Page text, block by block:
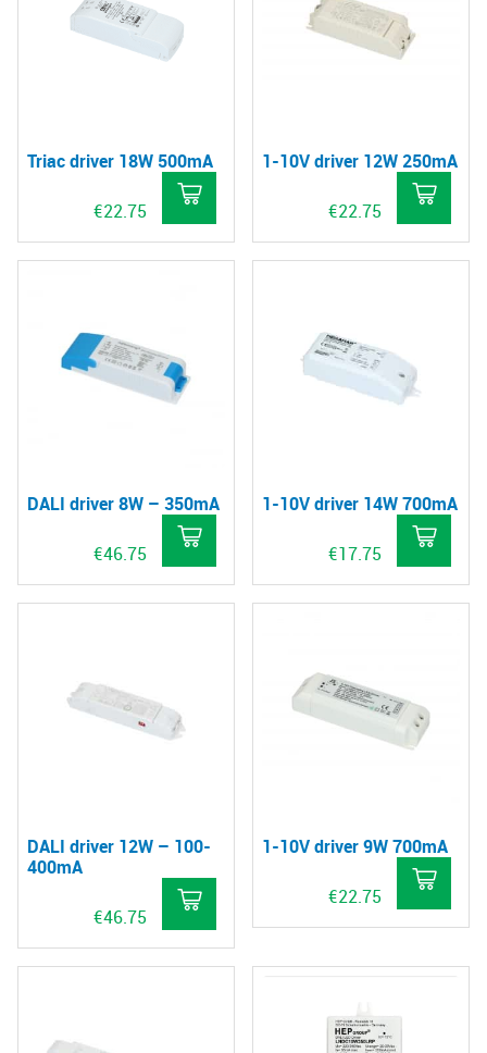
Triac driver 18W 500mA
€22.75
1-10V driver 12W 250mA
€22.75
DALI driver 8W – 350mA
€46.75
1-10V driver 14W 700mA
€17.75
DALI driver 12W – 100-
400mA
€46.75
1-10V driver 9W 700mA
€22.75